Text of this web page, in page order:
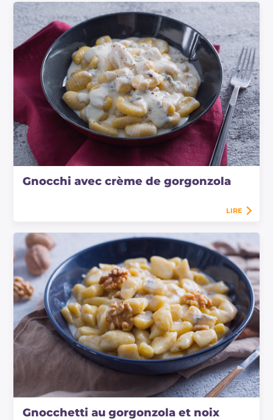
Gnocchi avec crème de gorgonzola
LIRE
Gnocchetti au gorgonzola et noix